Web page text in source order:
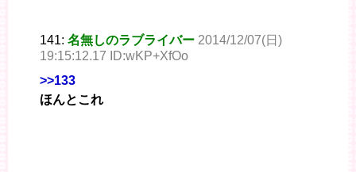
141: 名無しのラブライバー 2014/12/07(日)
19:15:12.17 ID:wKP+XfOo
>>133
ほんとこれ